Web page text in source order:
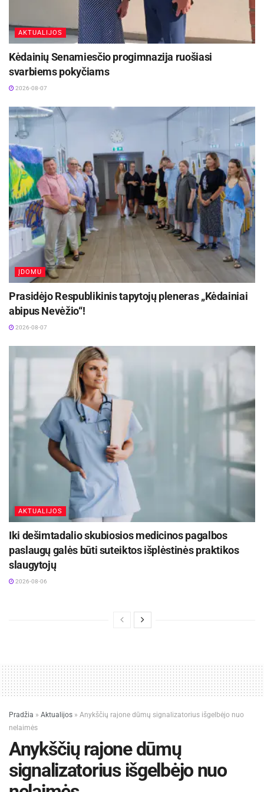
AKTUALIJOS
Kėdainių Senamiesčio progimnazija ruošiasi
svarbiems pokyčiams
2026-08-07
ĮDOMU
Prasidėjo Respublikinis tapytojų pleneras „Kėdainiai
abipus Nevėžio“!
2026-08-07
AKTUALIJOS
Iki dešimtadalio skubiosios medicinos pagalbos
paslaugų galės būti suteiktos išplėstinės praktikos
slaugytojų
2026-08-06
Pradžia » Aktualijos » Anykščių rajone dūmų signalizatorius išgelbėjo nuo
nelaimės
Anykščių rajone dūmų
signalizatorius išgelbėjo nuo